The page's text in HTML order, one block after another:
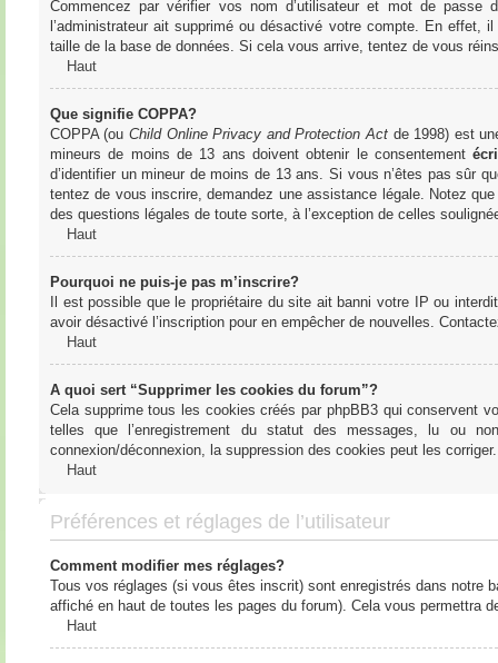
Commencez par vérifier vos nom d’utilisateur et mot de
l’administrateur ait supprimé ou désactivé votre compte. En effet,
taille de la base de données. Si cela vous arrive, tentez de vous
Haut
Que signifie COPPA?
COPPA (ouChild Online Privacy and Protection Act de 1998) est
mineurs de moins de 13 ans doivent obtenir le consentement
d’identifier un mineur de moins de 13 ans. Si vous n’êtes pas sûr
tentez de vous inscrire, demandez une assistance légale. Notez
des questions légales de toute sorte, à l’exception de celles
Haut
Pourquoi ne puis-je pas m’inscrire?
Il est possible que le propriétaire du site ait banni votre IP ou
avoir désactivé l’inscription pour en empêcher de nouvelles.
Haut
A quoi sert “Supprimer les cookies du forum”?
Cela supprime tous les cookies créés par phpBB3 qui conservent
telles que l’enregistrement du statut des messages, lu ou
connexion/déconnexion, la suppression des cookies peut les corriger.
Haut
Préférences et réglages de l’utilisateur
Comment modifier mes réglages?
Tous vos réglages (si vous êtes inscrit) sont enregistrés dans notre
affiché en haut de toutes les pages du forum). Cela vous permettra
Haut